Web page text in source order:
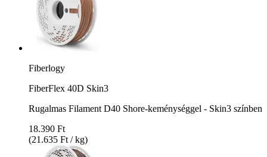
Fiberlogy
FiberFlex 40D Skin3
Rugalmas Filament D40 Shore-keménységgel - Skin3 színben
18.390 Ft
(21.635 Ft / kg)